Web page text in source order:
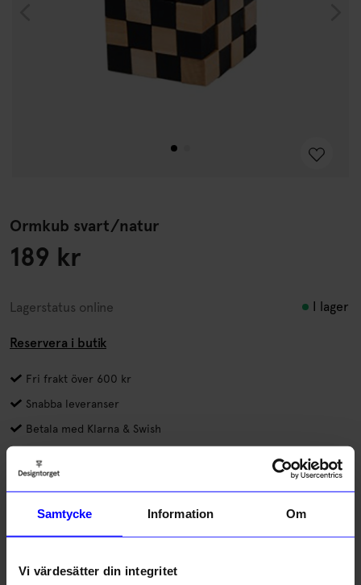
Samtycke Information Om
Vi värdesätter din integritet
Ormkub svart/natur
189 kr
Lagerstatus online I lager
Reservera i butik
Fri frakt över 600 kr
Snabba leveranser
Betala med Klarna & Swish
Gnugga geniknölarna och försök att få isär och ihop det här
stilrena IQ-pusslet av svart och ofärgat trä. Pusslet gör sig lika
bra som prydnad på skrivbordet eller i bokhyllan, och passar
hela familjen. .
Läs mer
Lagerstatus i butik